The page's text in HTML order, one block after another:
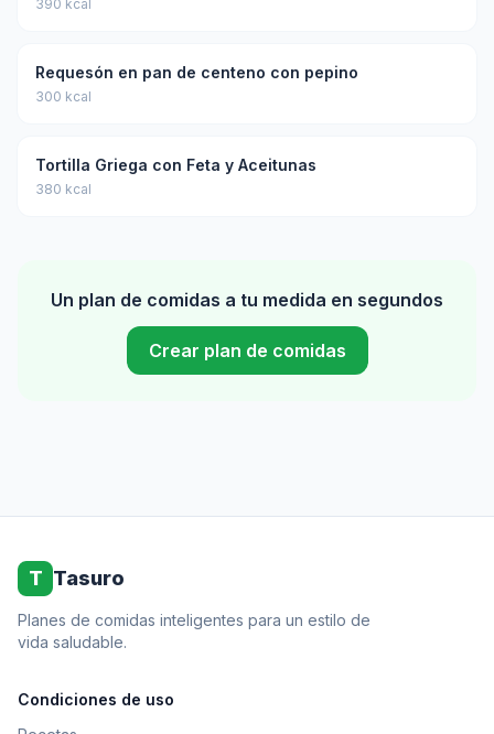
390 kcal
Requesón en pan de centeno con pepino
300 kcal
Tortilla Griega con Feta y Aceitunas
380 kcal
Un plan de comidas a tu medida en segundos
Crear plan de comidas
T Tasuro
Planes de comidas inteligentes para un estilo de
vida saludable.
Condiciones de uso